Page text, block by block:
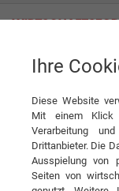
News Warum
News
DIESEN
Ihre
Diese Website
Mit einem Klick
Verarbeitung
Drittanbieter. Die
Ausspielung von
Seiten von